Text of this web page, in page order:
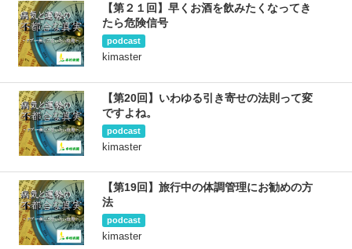
【第２１回】早くお酒を飲みたくなってき
たら危険信号
podcast
kimaster
【第20回】いわゆる引き寄せの法則って変
ですよね。
podcast
kimaster
【第19回】旅行中の体調管理にお勧めの方
法
podcast
kimaster